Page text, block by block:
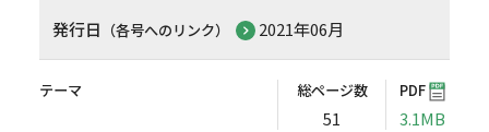
発行日 （各号へのリンク） 2021年06月
テーマ 総ページ数
51
PDF
3.1MB